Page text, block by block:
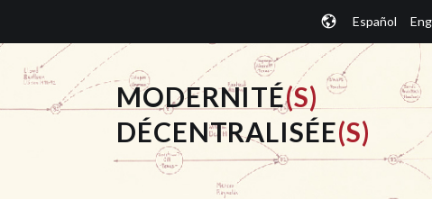
contenu
principal
Español
MODERNITÉ(S)
DÉCENTRALISÉE(S)